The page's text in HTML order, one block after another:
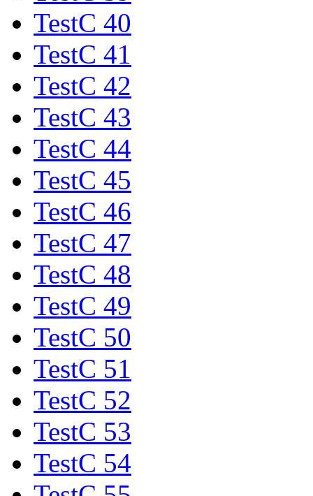
TestC 40
TestC 41
TestC 42
TestC 43
TestC 44
TestC 45
TestC 46
TestC 47
TestC 48
TestC 49
TestC 50
TestC 51
TestC 52
TestC 53
TestC 54